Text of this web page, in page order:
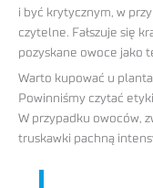
i być krytycznym, w
czytelne. Fałszuje się
pozyskane owoce jako
Warto kupować u
Powinniśmy czytać
W przypadku owoców,
truskawki pachną